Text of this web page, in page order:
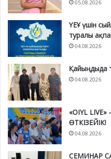
05.08.2026
ҮЕҰ үшін
туралы
04.08.2026
Қайыңдыда
04.08.2026
«OIYL
ӨТКІЗЕЙІК!
04.08.2026
СЕМИНАР